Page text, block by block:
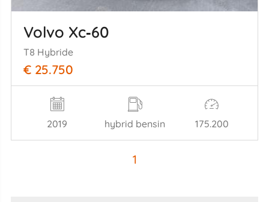
Volvo Xc‑60
T8 Hybride
€ 25.750
2019 hybrid bensin 175.200
1